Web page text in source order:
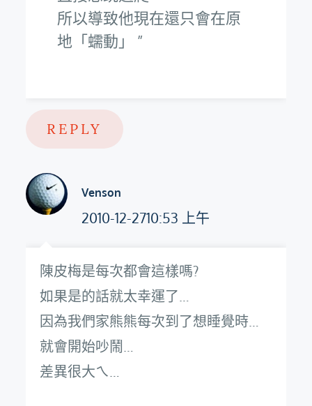
所以導致他現在還只會在原
地「蠕動」
REPLY
Venson
2010-12-2710:53 上午
陳皮梅是每次都會這樣嗎?
如果是的話就太幸運了…
因為我們家熊熊每次到了想睡覺時…
就會開始吵鬧…
差異很大ㄟ…